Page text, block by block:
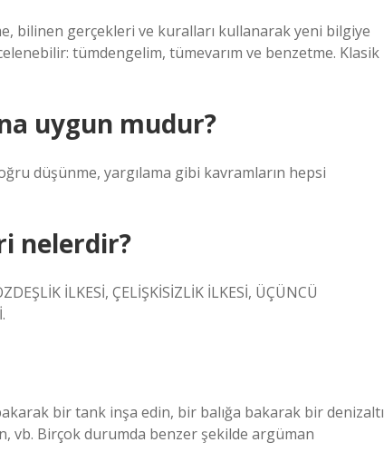
bilinen gerçekleri ve kuralları kullanarak yeni bilgiye
tümdengelim, tümevarım ve benzetme. Klasik
uygun mudur?
düşünme, yargılama gibi kavramların hepsi
nelerdir?
İLKESİ, ÇELİŞKİSİZLİK İLKESİ, ÜÇÜNCÜ
bir tank inşa edin, bir balığa bakarak bir denizaltı
vb. Birçok durumda benzer şekilde argüman